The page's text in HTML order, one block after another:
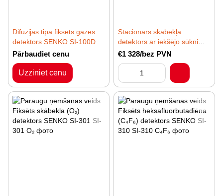
Difūzijas tipa fiksēts gāzes
detektors SENKO SI-100D
Pārbaudiet cenu
Uzziniet cenu
Stacionārs skābekļa
detektors ar iekšējo sūkni
SENKO SI-H100 O2
€1 328/bez PVN